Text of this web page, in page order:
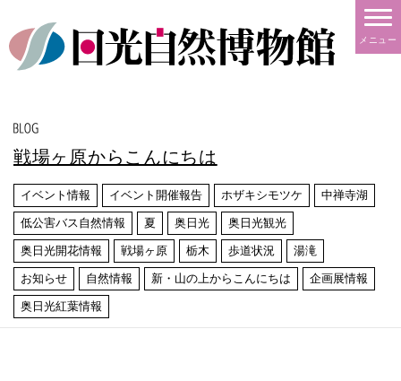
メニュー
戦場ヶ原からこんにちは
イベント情報 イベント開催報告 ホザキシモツケ 中禅寺湖
低公害バス自然情報 夏 奥日光 奥日光観光
奥日光開花情報 戦場ヶ原 栃木 歩道状況 湯滝
お知らせ 自然情報 新・山の上からこんにちは 企画展情報
奥日光紅葉情報